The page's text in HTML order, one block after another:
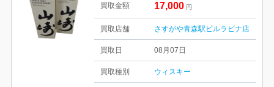
買取金額 17,000 円
買取店舗 さすがや青森駅ビルラビナ店
買取日 08月07日
買取種別 ウィスキー